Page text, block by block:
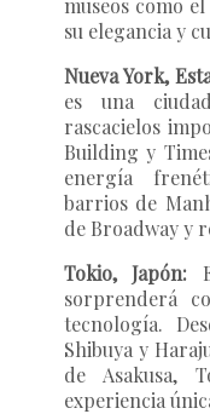
museos como
su elegancia y
Nueva York,
es una
rascacielos
Building y
energía
barrios de
de Broadway y
Tokio, Japón:
sorprenderá
tecnología.
Shibuya y
de Asakusa,
experiencia